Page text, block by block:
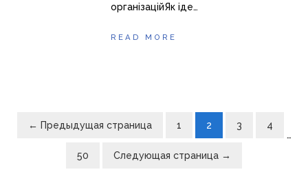
організаційЯк іде…
READ MORE
← Предыдущая страница 1 2 3
4
…
50
Следующая страница →